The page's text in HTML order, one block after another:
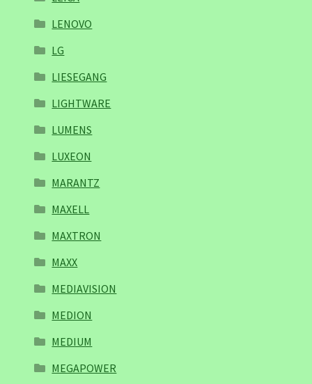
LENOVO
LG
LIESEGANG
LIGHTWARE
LUMENS
LUXEON
MARANTZ
MAXELL
MAXTRON
MAXX
MEDIAVISION
MEDION
MEDIUM
MEGAPOWER